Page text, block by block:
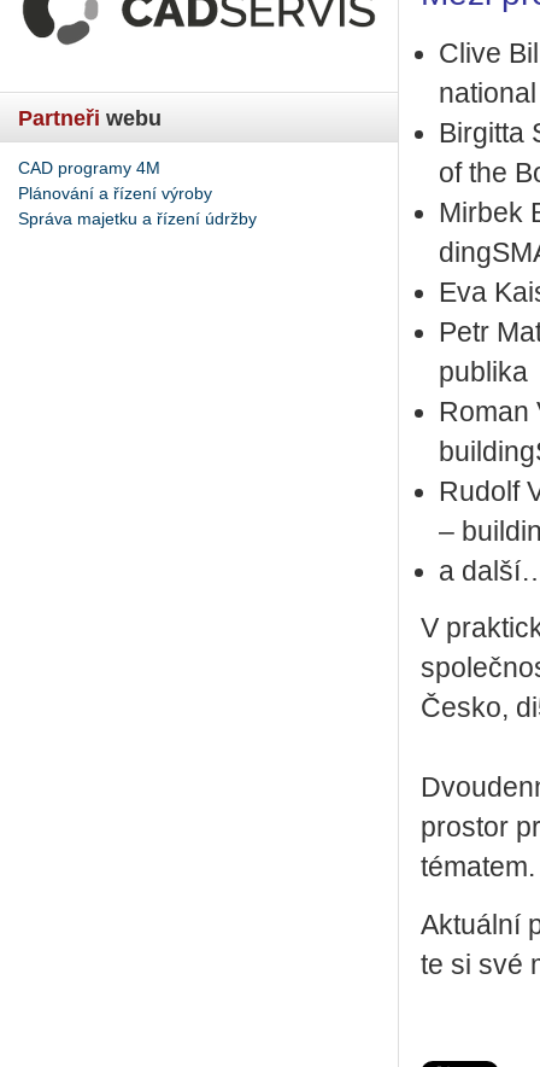
Partneři webu
CAD programy 4M
Plánování a řízení výroby
Správa majetku a řízení údržby
Clive
nati­o­nal
Bi­r­git­ta
of the
Mi­r­bek
Eva
Petr
pub­li­ka
Roman
Ru­dolf
–
a
V
Česko,
pro­stor
té­ma­tem.
Ak­tu­ál­ní
te si své